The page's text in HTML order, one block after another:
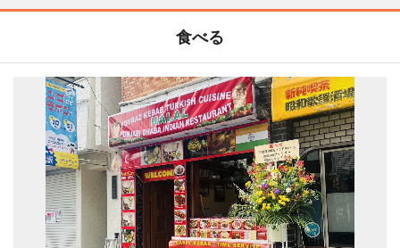
食べる